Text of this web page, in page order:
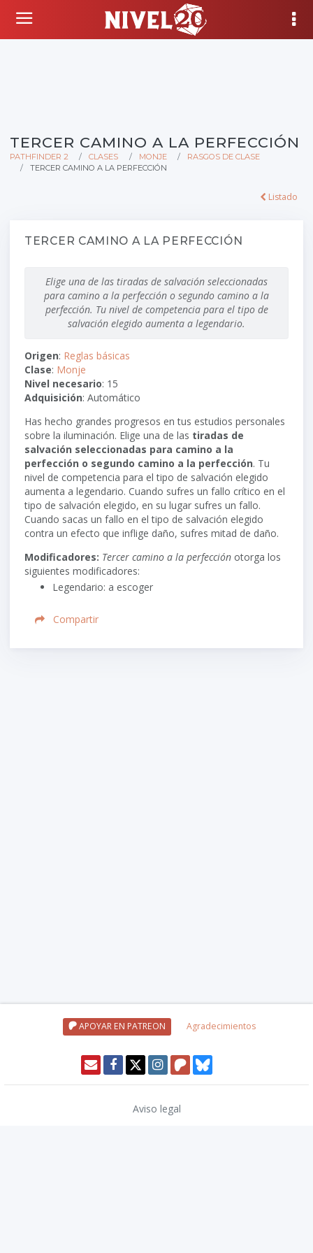
TERCER CAMINO A LA PERFECCIÓN
PATHFINDER 2 CLASES MONJE
RASGOS DE CLASE
TERCER CAMINO A LA PERFECCIÓN
Listado
TERCER CAMINO A LA PERFECCIÓN
Elige una de las tiradas de salvación seleccionadas
para camino a la perfección o segundo camino a la
perfección. Tu nivel de competencia para el tipo de
salvación elegido aumenta a legendario.
Origen: Reglas básicas
Clase: Monje
Nivel necesario: 15
Adquisición: Automático
Has hecho grandes progresos en tus estudios personales
sobre la iluminación. Elige una de las tiradas de
salvación seleccionadas para camino a la
perfección o segundo camino a la perfección. Tu
nivel de competencia para el tipo de salvación elegido
aumenta a legendario. Cuando sufres un fallo crítico en el
tipo de salvación elegido, en su lugar sufres un fallo.
Cuando sacas un fallo en el tipo de salvación elegido
contra un efecto que inflige daño, sufres mitad de daño.
Modificadores: Tercer camino a la perfección otorga los
siguientes modificadores:
Legendario: a escoger
Compartir
APOYAR EN PATREON Agradecimientos
Aviso legal